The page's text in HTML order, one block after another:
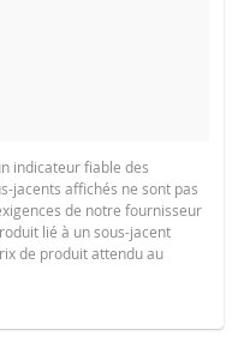
indicateur fiable des
jacents affichés ne sont pas
de notre fournisseur
lié à un sous-jacent
de produit attendu au